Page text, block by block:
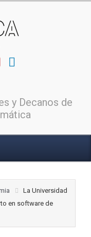
y Decanos de
La Universidad
en software de